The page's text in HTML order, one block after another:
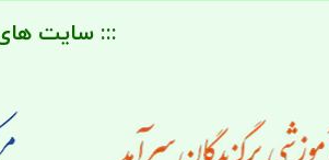
::: سایت